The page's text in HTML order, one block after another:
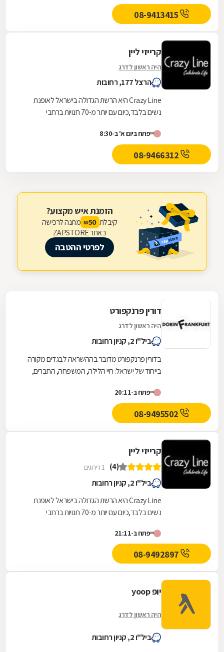
קרייזי ליין
היה ראשון לדרג
הרצל 177, רחובות
Crazy Line היא הרשת הגדולה בישראל לאופנת
נשים בלבד,כיום עם יותר מ-70 חנויות ברחבי
הנאמן שלה בגדים...
ייפתח ביום א' ב-8:30
הזמנת איש מקצוע?
קיבלת 50
₪ מתנה לרכישה
באתר ZAPSTORE
לפרטי ההטבה
דורין פרנקפורט
היה ראשון לדרג
ביל"ו 2, קניון רחובות
בדורין פרנקפורט מדובר בההשראה לבגדים מקורה
בייחוד של ישראל: חיי הלילה, המשפחה, החברים,
במעצבת היחידה...
ייפתח ב-20:11
08-9495502
קרייזי ליין
(4) 1 דירוגים
ביל"ו 2, קניון רחובות
Crazy Line היא הרשת הגדולה בישראל לאופנת
נשים בלבד,כיום עם יותר מ-70 חנויות ברחבי
הנאמן שלה בגדים...
ייפתח ב-21:11
08-9492897
יופ yoop
היה ראשון לדרג
ביל"ו 2, קניון רחובות